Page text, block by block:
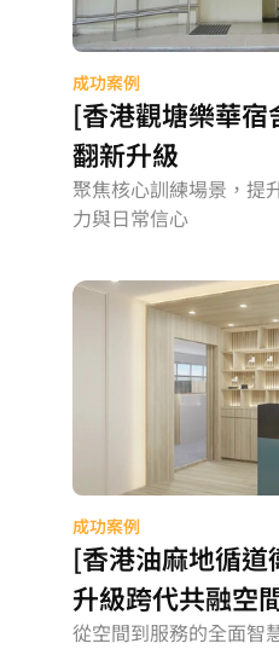
成功案例
[香港觀塘樂華
翻新升級
聚焦核心訓練場景，提
力與日常信心
成功案例
[香港油麻地循
升級跨代共融空
從空間到服務的全面智